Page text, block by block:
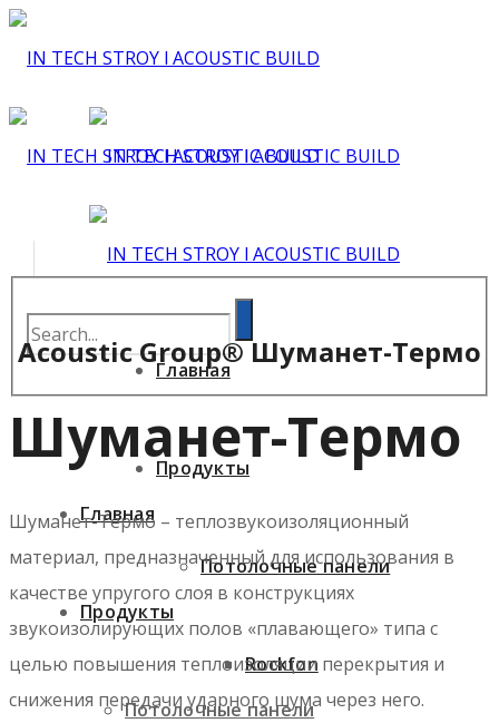
Главная
Продукты
Потолочные панели
Главная
Продукты
Потолочные панели
Rockfon
Acoustic Group® Шуманет-Термо
Шуманет-Термо
Шуманет-Термо – теплозвукоизоляционный
материал, предназначенный для использования в
качестве упругого слоя в конструкциях
звукоизолирующих полов «плавающего» типа с
целью повышения теплоизоляции перекрытия и
снижения передачи ударного шума через него.